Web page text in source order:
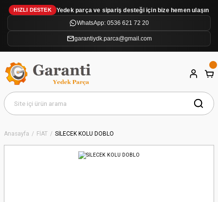
HIZLI DESTEK
Yedek parça ve sipariş desteği için bize hemen ulaşın
WhatsApp: 0536 621 72 20
garantiydk.parca@gmail.com
Anasayfa FİAT SİLECEK KOLU DOBLO